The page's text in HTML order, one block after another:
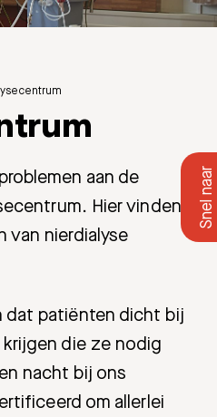
aan de
Hier vinden
van nierdialyse
dat patiënten dicht bij
die ze nodig
nacht bij ons
om allerlei